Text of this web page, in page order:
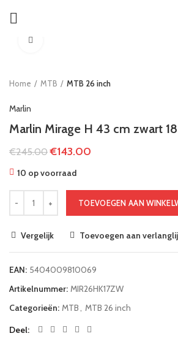
Home MTB MTB 26 inch
Marlin
Marlin Mirage H 43 cm zwart
€245.00 €143.00
10 op voorraad
TOEVOEGEN AAN
Vergelijk Toevoegen aan
EAN: 5404009810069
Artikelnummer: MIR26HK17ZW
Categorieën: MTB, MTB 26 inch
Deel